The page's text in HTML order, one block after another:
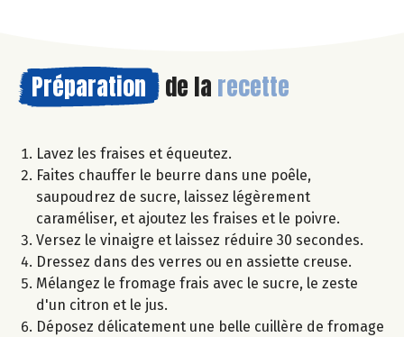
Préparation de la recette
Lavez les fraises et équeutez.
Faites chauffer le beurre dans une poêle,
saupoudrez de sucre, laissez légèrement
caraméliser, et ajoutez les fraises et le poivre.
Versez le vinaigre et laissez réduire 30 secondes.
Dressez dans des verres ou en assiette creuse.
Mélangez le fromage frais avec le sucre, le zeste
d'un citron et le jus.
Déposez délicatement une belle cuillère de fromage